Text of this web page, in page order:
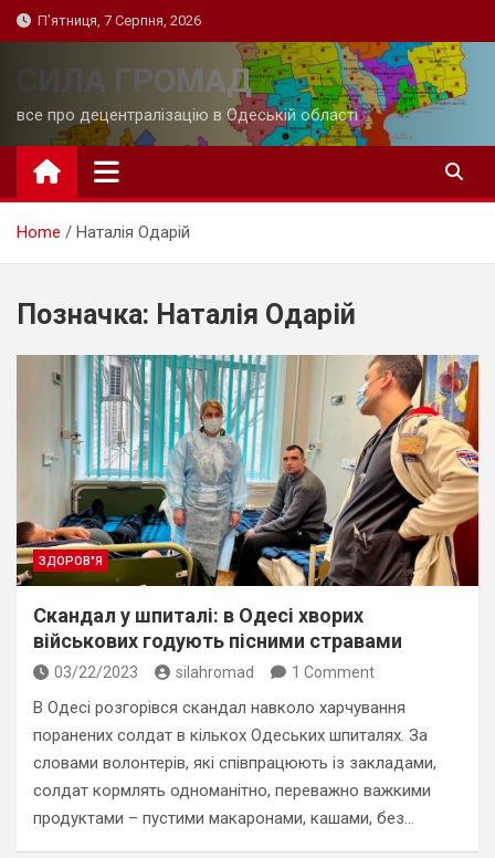
Skip
to
П’ятниця, 7 Серпня, 2026
СИЛА ГРОМАД
все про децентралізацію в Одеській області
Home Наталія Одарій
Позначка: Наталія Одарій
ЗДОРОВ"Я
Скандал у шпиталі: в Одесі хворих
військових годують пісними стравами
03/22/2023 silahromad 1 Comment
В Одесі розгорівся скандал навколо харчування
поранених солдат в кількох Одеських шпиталях. За
словами волонтерів, які співпрацюють із закладами,
солдат кормлять одноманітно, переважно важкими
продуктами – пустими макаронами, кашами, без…